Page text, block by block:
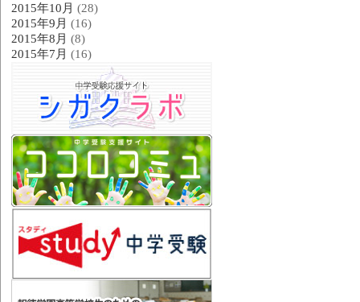
2015年10月 (28)
2015年9月 (16)
2015年8月 (8)
2015年7月 (16)